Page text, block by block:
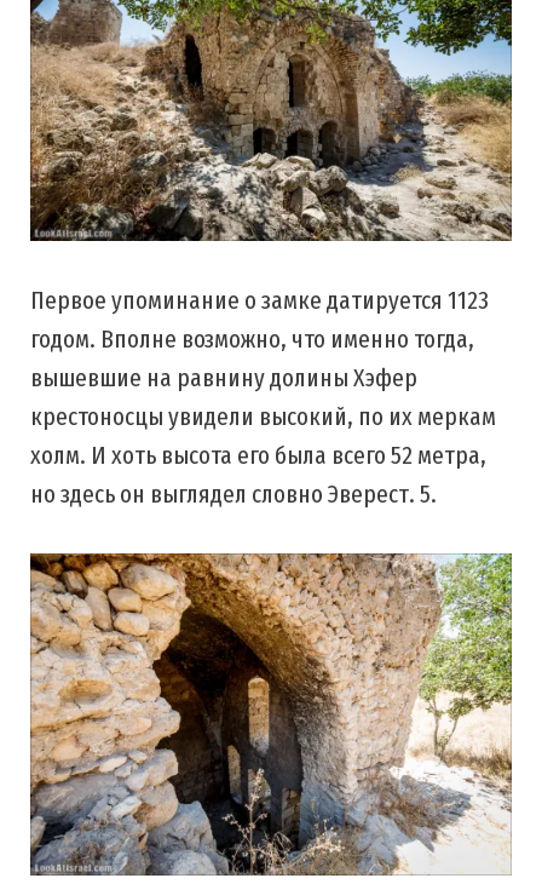
Первое упоминание о замке датируется 1123
годом. Вполне возможно, что именно тогда,
вышевшие на равнину долины Хэфер
крестоносцы увидели высокий, по их меркам
холм. И хоть высота его была всего 52 метра,
но здесь он выглядел словно Эверест. 5.